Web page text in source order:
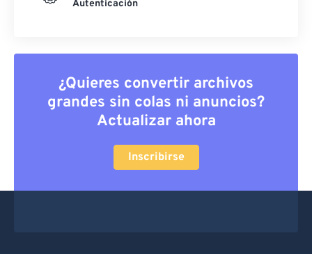
Autenticación
¿Quieres convertir archivos
grandes sin colas ni anuncios?
Actualizar ahora
Inscribirse